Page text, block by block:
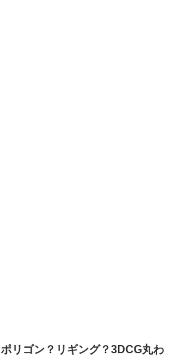
ポリゴン？リギング？3DCG丸わ